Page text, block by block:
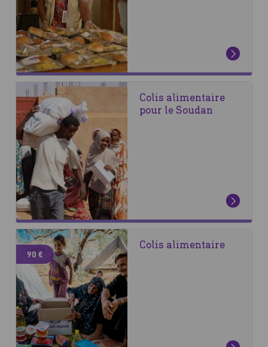
Colis alimentaire
pour le Soudan
90 €
Colis alimentaire